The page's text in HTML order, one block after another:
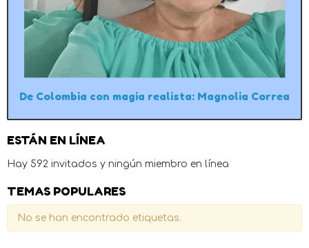
De Colombia con magia realista: Magnolia Correa
ESTÁN EN LÍNEA
Hay 592 invitados y ningún miembro en línea
TEMAS POPULARES
No se han encontrado etiquetas.